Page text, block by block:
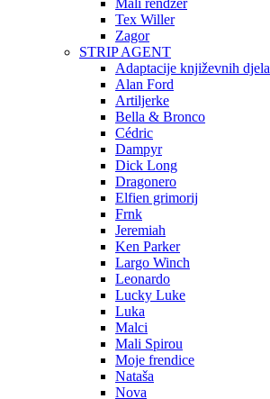
Mali rendžer
Tex Willer
Zagor
STRIP AGENT
Adaptacije književnih djela
Alan Ford
Artiljerke
Bella & Bronco
Cédric
Dampyr
Dick Long
Dragonero
Elfien grimorij
Frnk
Jeremiah
Ken Parker
Largo Winch
Leonardo
Lucky Luke
Luka
Malci
Mali Spirou
Moje frendice
Nataša
Nova